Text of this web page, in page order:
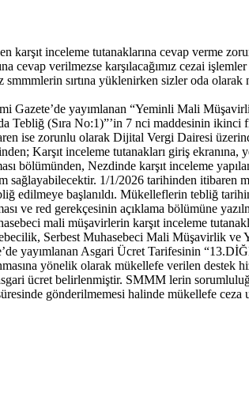
karşıt inceleme tutanaklarına cevap verme
cevap verilmezse karşılacağımız cezai
sırtına yüklenirken sizler oda olarak
Gazete’de yayımlanan “Yeminli Mali
Tebliğ (Sıra No:1)”’in 7 nci maddesinin ikinci
ise zorunlu olarak Dijital Vergi Dairesi
Karşıt inceleme tutanakları giriş
bölümünden, Nezdinde karşıt inceleme
sağlayabilecektir. 1/1/2026 tarihinden itibaren
edilmeye başlanıldı. Mükelleflerin tebliğ
ve red gerekçesinin açıklama bölümüne
mali müşavirlerin karşıt inceleme
Serbest Muhasebeci Mali Müşavirlik
yayımlanan Asgari Ücret Tarifesinin
yönelik olarak mükellefe verilen destek
ücret belirlenmiştir. SMMM lerin
gönderilmemesi halinde mükellefe ceza